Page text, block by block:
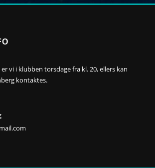
vi i klubben torsdage fra kl. 20, ellers kan
kontaktes.